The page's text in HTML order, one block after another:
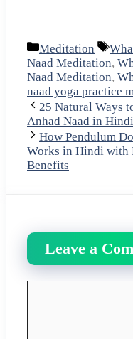
Categories
Meditation Tags
Naad Meditation,
Naad Meditation,
naad yoga practice
25 Natural Ways
Anhad Naad in Hindi
How Pendulum
Works in Hindi with
Benefits
Leave a